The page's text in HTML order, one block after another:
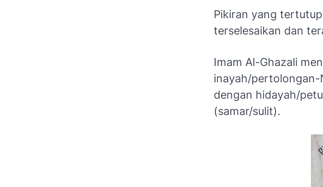
Pikiran yang
terselesaikan dan
Imam Al-Ghazali
inayah/pertolongan-
dengan hidayah/
(samar/sulit).